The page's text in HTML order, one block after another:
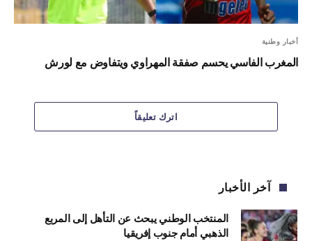
أخبار وطنية
المغرب الفاسي يحسم صفقة المهراوي ويتفاوض مع لورش
اترك تعليقاً
آخر الأخبار
المنتخب الوطني يبحث عن التأهل إلى المربع
الذهبي أمام جنوب إفريقيا